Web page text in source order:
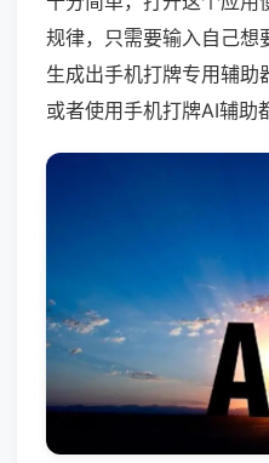
规律，只需要输入自己想
生成出手机打牌专用辅助
或者使用手机打牌AI辅助